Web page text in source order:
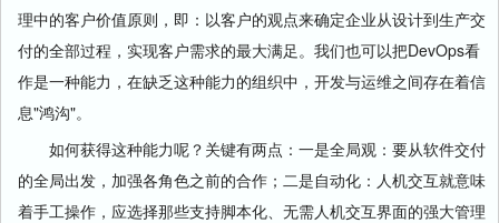
理中的客户价值原则，即：以客户的观点来确定企业从设计到生产交
付的全部过程，实现客户需求的最大满足。我们也可以把DevOps看
作是一种能力，在缺乏这种能力的组织中，开发与运维之间存在着信
息"鸿沟"。
如何获得这种能力呢？关键有两点：一是全局观：要从软件交付
的全局出发，加强各角色之前的合作；二是自动化：人机交互就意味
着手工操作，应选择那些支持脚本化、无需人机交互界面的强大管理